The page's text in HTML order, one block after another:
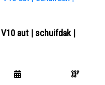
aut | schuifdak |